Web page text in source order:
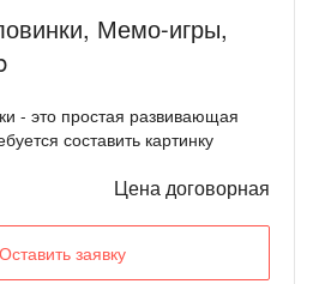
Мемо-игры,
- это простая развивающая
составить картинку
Цена договорная
Оставить заявку